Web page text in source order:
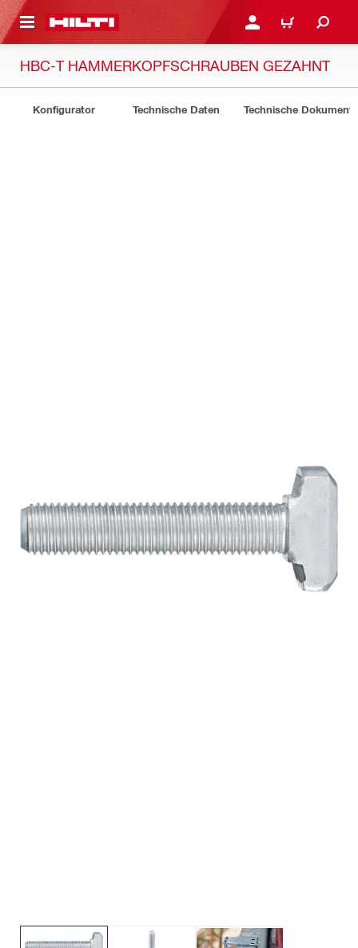
ANMELDEN ODER
WARENKORB
HBC-T HAMMERKOPFSCHRAUBEN GEZAHNT
Konfigurator Technische Daten Technische Dokumente